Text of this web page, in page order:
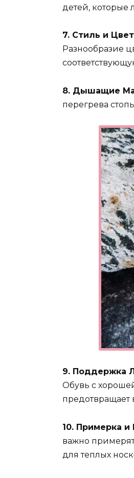
детей, которые
7. Стиль и
Разнообразие
8. Дышащие
перегрева
9. Поддержка
Обувь с
10. Примерка и
важно
для теплых